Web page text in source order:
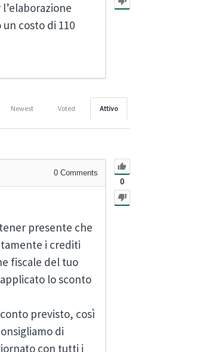
costo di 110
Attivo
Voted
Newest
0
0 Comments
presente che
i crediti
fiscale del tuo
lo sconto
previsto, così
di
con tutti i